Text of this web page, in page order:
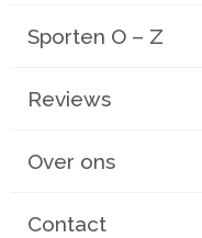
Sporten O – Z
Reviews
Over ons
Contact